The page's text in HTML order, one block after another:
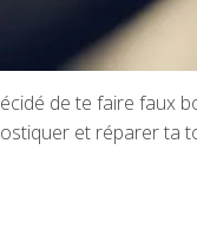
de te faire faux
et réparer ta